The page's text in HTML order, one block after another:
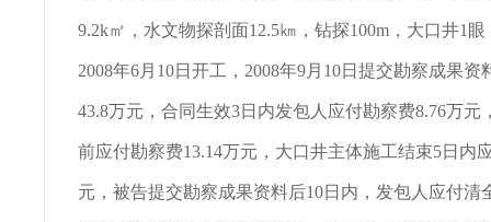
9.2k㎡，水文物探剖面12.5㎞，钻探100m，大口井1
2008年6月10日开工，2008年9月10日提交勘察成果资
43.8万元，合同生效3日内发包人应付勘察费8.76万元
前应付勘察费13.14万元，大口井主体施工结束5日内
元，被告提交勘察成果资料后10日内，发包人应付清